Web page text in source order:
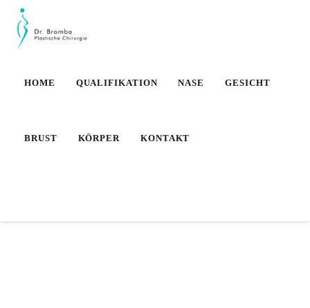
HOME QUALIFIKATION NASE GESICHT
BRUST KÖRPER KONTAKT